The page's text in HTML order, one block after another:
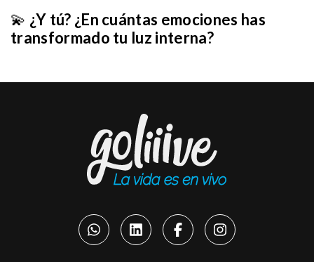
💫 ¿Y tú? ¿En cuántas emociones has
transformado tu luz interna?